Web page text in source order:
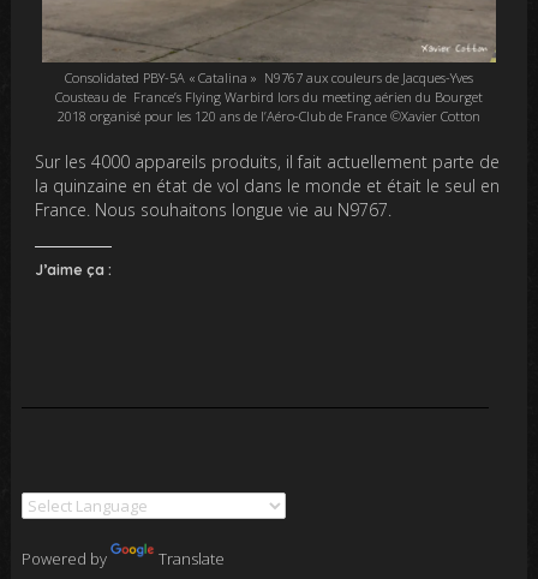
Consolidated PBY-5A « Catalina » N9767 aux couleurs de Jacques-Yves
Cousteau de France’s Flying Warbird lors du meeting aérien du Bourget
2018 organisé pour les 120 ans de l’Aéro-Club de France ©Xavier Cotton
Sur les 4000 appareils produits, il fait actuellement parte de
la quinzaine en état de vol dans le monde et était le seul en
France. Nous souhaitons longue vie au N9767.
J’aime ça :
Powered by Translate